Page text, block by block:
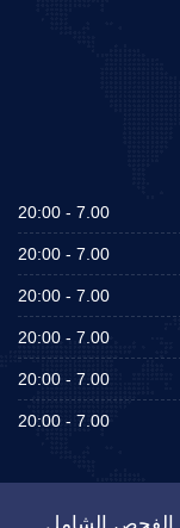
7.00 - 20:00
7.00 - 20:00
7.00 - 20:00
7.00 - 20:00
7.00 - 20:00
7.00 - 20:00